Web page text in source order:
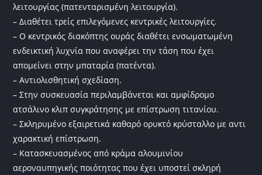
λειτουργίας (πατενταρισμένη λειτουργία).
– Διαθέτει τρείς επιλεγόμενες κεντρικές λειτουργίες.
– Ο κεντρικός διακόπτης ουράς διαθέτει ενσωματωμένη
ενδεικτική λυχνία που αναφέρει την τάση που έχει
απομείνει στην μπαταρία (πατέντα).
– Αντιολισθητική σχεδίαση.
– Στην συσκευασία περιλαμβάνεται και αμφίδρομο
ατσάλινο κλιπ συγκράτησης με επίστρωση τιτανίου.
– Σκληρυμένο εξαιρετικά καθαρό ορυκτό κρύσταλλο με αντι
χαρακτική επίστρωση.
– Κατασκευασμένος από κράμα αλουμινίου
αεροναυπηγικής ποιότητας που έχει υποστεί σκληρή